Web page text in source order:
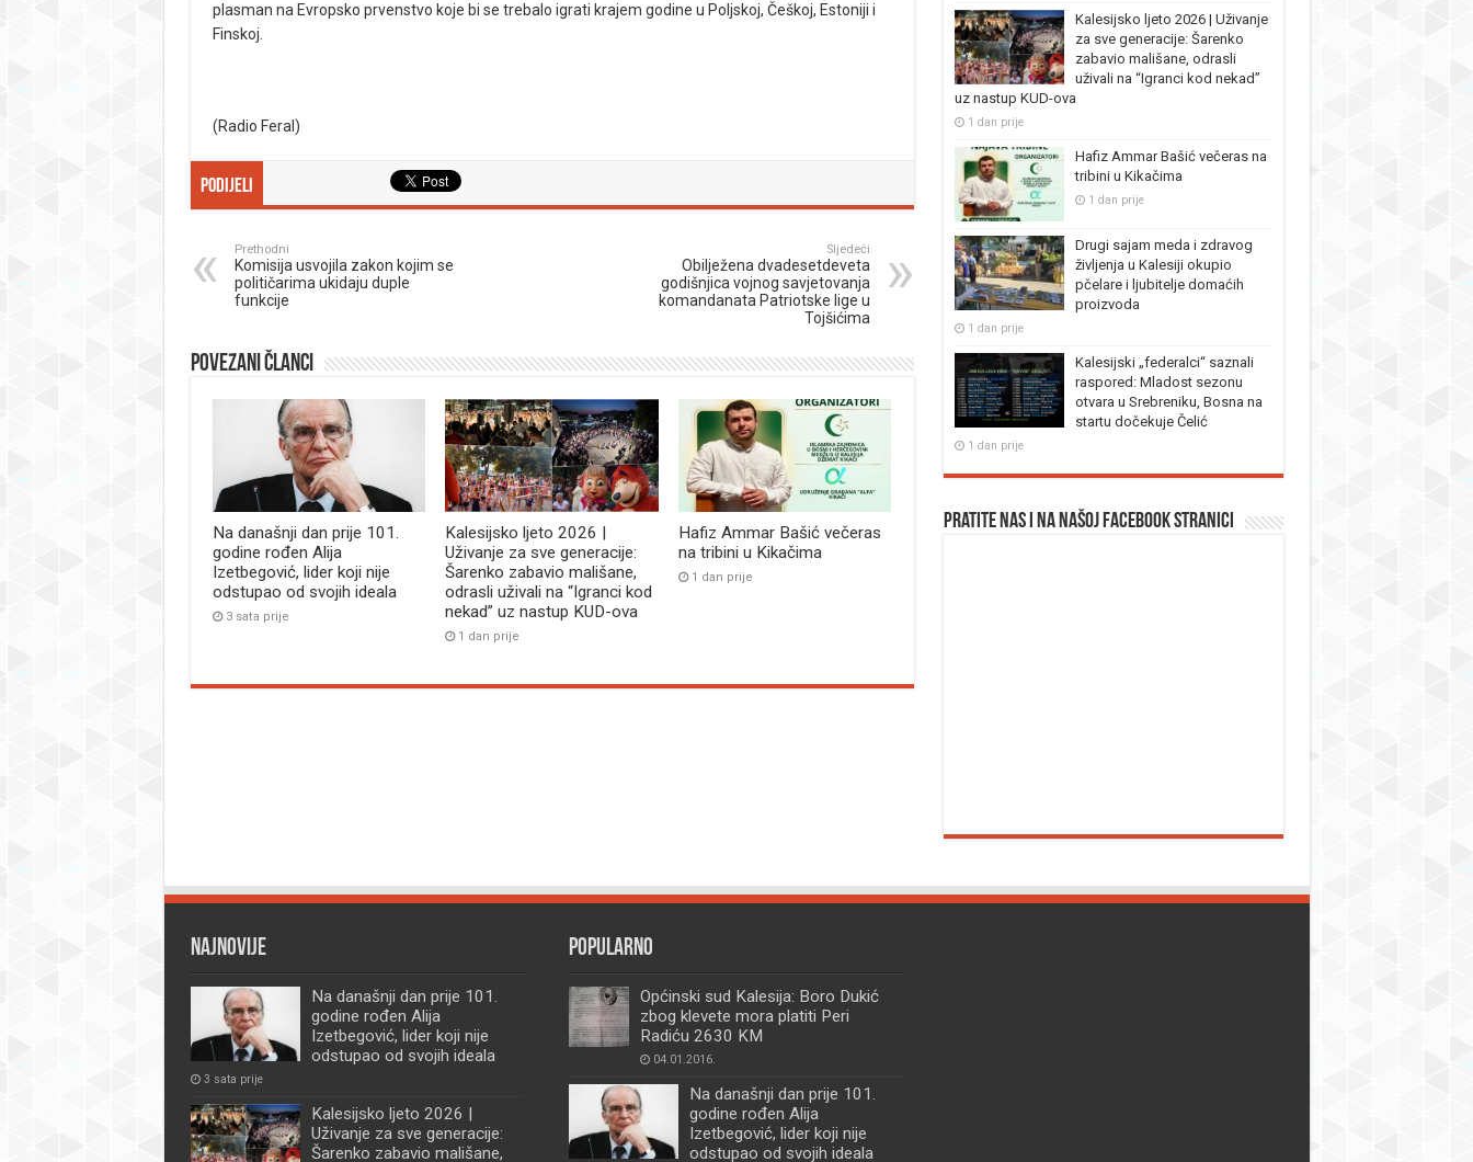
plasman na Evropsko prvenstvo koje bi se trebalo igrati krajem godine u Poljskoj, Češkoj, Estoniji i
Finskoj.
(Radio Feral)
Podijeli
Prethodni
Komisija usvojila zakon kojim se
političarima ukidaju duple
funkcije
Sljedeći
Obilježena dvadesetdeveta
godišnjica vojnog savjetovanja
komandanata Patriotske lige u
Tojšićima
Povezani članci
Na današnji dan prije 101.
godine rođen Alija
Izetbegović, lider koji nije
odstupao od svojih ideala
3 sata prije
Kalesijsko ljeto 2026 |
Uživanje za sve generacije:
Šarenko zabavio mališane,
odrasli uživali na “Igranci kod
nekad” uz nastup KUD-ova
1 dan prije
Hafiz Ammar Bašić večeras
na tribini u Kikačima
1 dan prije
Kalesijsko ljeto 2026 | Uživanje
za sve generacije: Šarenko
zabavio mališane, odrasli
uživali na “Igranci kod nekad”
uz nastup KUD-ova
1 dan prije
Hafiz Ammar Bašić večeras na
tribini u Kikačima
1 dan prije
Drugi sajam meda i zdravog
življenja u Kalesiji okupio
pčelare i ljubitelje domaćih
proizvoda
1 dan prije
Kalesijski „federalci“ saznali
raspored: Mladost sezonu
otvara u Srebreniku, Bosna na
startu dočekuje Čelić
1 dan prije
Pratite nas i na našoj facebook stranici
Najnovije
Na današnji dan prije 101.
godine rođen Alija
Izetbegović, lider koji nije
odstupao od svojih ideala
3 sata prije
Kalesijsko ljeto 2026 |
Uživanje za sve generacije:
Šarenko zabavio mališane,
Popularno
Općinski sud Kalesija: Boro Dukić
zbog klevete mora platiti Peri
Radiću 2630 KM
04.01.2016.
Na današnji dan prije 101.
godine rođen Alija
Izetbegović, lider koji nije
odstupao od svojih ideala